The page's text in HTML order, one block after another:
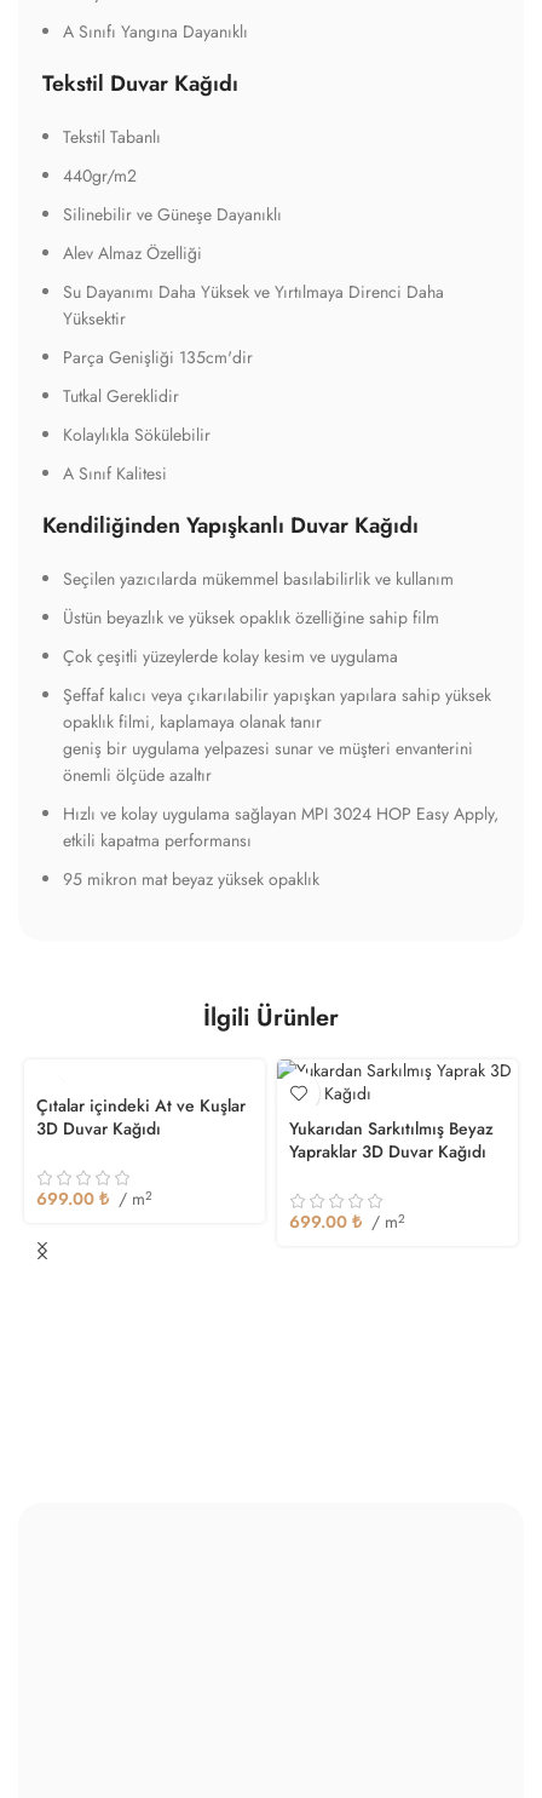
A Sınıfı Yangına Dayanıklı
Tekstil Duvar Kağıdı
Tekstil Tabanlı
440gr/m2
Silinebilir ve Güneşe Dayanıklı
Alev Almaz Özelliği
Su Dayanımı Daha Yüksek ve Yırtılmaya Direnci Daha
Yüksektir
Parça Genişliği 135cm'dir
Tutkal Gereklidir
Kolaylıkla Sökülebilir
A Sınıf Kalitesi
Kendiliğinden Yapışkanlı Duvar Kağıdı
Seçilen yazıcılarda mükemmel basılabilirlik ve kullanım
Üstün beyazlık ve yüksek opaklık özelliğine sahip film
Çok çeşitli yüzeylerde kolay kesim ve uygulama
Şeffaf kalıcı veya çıkarılabilir yapışkan yapılara sahip yüksek
opaklık filmi, kaplamaya olanak tanır
geniş bir uygulama yelpazesi sunar ve müşteri envanterini
önemli ölçüde azaltır
Hızlı ve kolay uygulama sağlayan MPI 3024 HOP Easy Apply,
etkili kapatma performansı
95 mikron mat beyaz yüksek opaklık
İlgili Ürünler
Çıtalar içindeki At ve Kuşlar
3D Duvar Kağıdı
699.00 ₺ / m2
Yukarıdan Sarkıtılmış Beyaz
Yapraklar 3D Duvar Kağıdı
699.00 ₺ / m2